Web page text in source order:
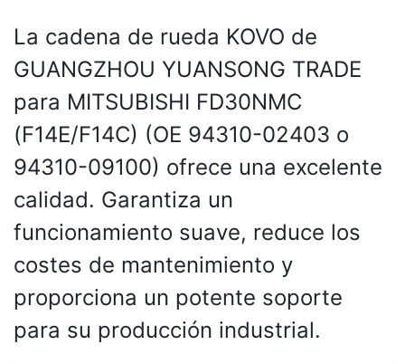
La cadena de rueda KOVO de
GUANGZHOU YUANSONG TRADE
para MITSUBISHI FD30NMC
(F14E/F14C) (OE 94310-02403 o
94310-09100) ofrece una excelente
calidad. Garantiza un
funcionamiento suave, reduce los
costes de mantenimiento y
proporciona un potente soporte
para su producción industrial.